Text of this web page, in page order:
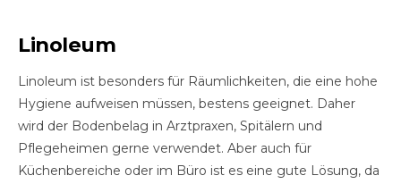
Linoleum
Linoleum ist besonders für Räumlichkeiten, die eine hohe
Hygiene aufweisen müssen, bestens geeignet. Daher
wird der Bodenbelag in Arztpraxen, Spitälern und
Pflegeheimen gerne verwendet. Aber auch für
Küchenbereiche oder im Büro ist es eine gute Lösung, da